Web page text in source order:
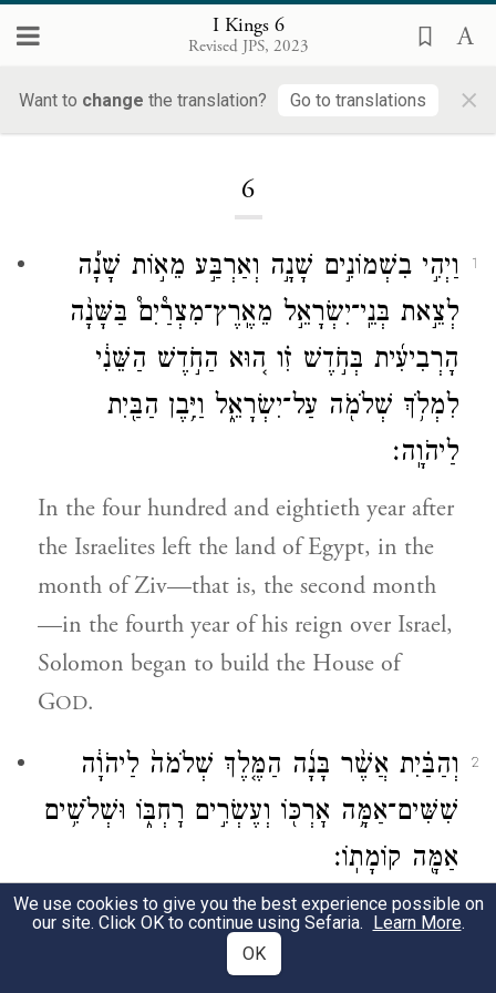
I Kings 6
Revised JPS, 2023
Want to change the translation? Go to translations ×
6
1
וַיְהִ֣י בִשְׁמוֹנִ֣ים שָׁנָ֣ה וְאַרְבַּ֣ע מֵא֣וֹת שָׁנָ֡ה
לְצֵ֣את בְּנֵֽי־יִשְׂרָאֵ֣ל מֵאֶֽרֶץ־מִצְרַ֩יִם֩ בַּשָּׁנָ֨ה
הָרְבִיעִ֜ית בְּחֹ֣דֶשׁ זִ֗ו ה֚וּא הַחֹ֣דֶשׁ הַשֵּׁנִ֔י
לִמְלֹ֥ךְ שְׁלֹמֹ֖ה עַל־יִשְׂרָאֵ֑ל וַיִּ֥בֶן הַבַּ֖יִת
לַיהֹוָֽה׃
In the four hundred and eightieth year after
the Israelites left the land of Egypt, in the
month of Ziv—that is, the second month
—in the fourth year of his reign over Israel,
Solomon began to build the House of
GOD.
2
וְהַבַּ֗יִת אֲשֶׁ֨ר בָּנָ֜ה הַמֶּ֤לֶךְ שְׁלֹמֹה֙ לַיהֹוָ֔ה
שִׁשִּׁים־אַמָּ֥ה אׇרְכּ֖וֹ וְעֶשְׂרִ֣ים רׇחְבּ֑וֹ וּשְׁלֹשִׁ֥ים
אַמָּ֖ה קוֹמָתֽוֹ׃
The House that King Solomon built for
was 60 cubits long, 20 cubits wide,
We use cookies to give you the best experience possible on
our site. Click OK to continue using Sefaria. Learn More.
OK